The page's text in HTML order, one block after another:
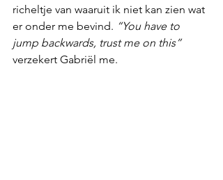
richeltje van waaruit ik niet kan zien wat
er onder me bevind. “You have to
jump backwards, trust me on this”
verzekert Gabriël me.